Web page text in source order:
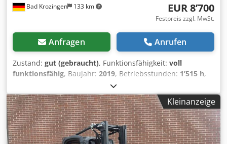
Bad Krozingen 133 km EUR 8’700
Festpreis zzgl. MwSt.
Anfragen Anrufen
Zustand: gut (gebraucht), Funktionsfähigkeit: voll
funktionsfähig, Baujahr: 2019, Betriebsstunden: 1’515 h,
, Hubhöhe:3’350 mm
elektrisch, Masttyp:Duplex, Bauhöhe:2’220 mm,
Gabellänge:1’110 mm, Ausstattung:Seitenschieber,
Beschreibung & Sonderausstattung: gute Reifen, gute
Batterie 70 %, Seitenschieber, Halbkabine, Ladegerät
Csdszktmiopfx Ai Isha
Kleinanzeige